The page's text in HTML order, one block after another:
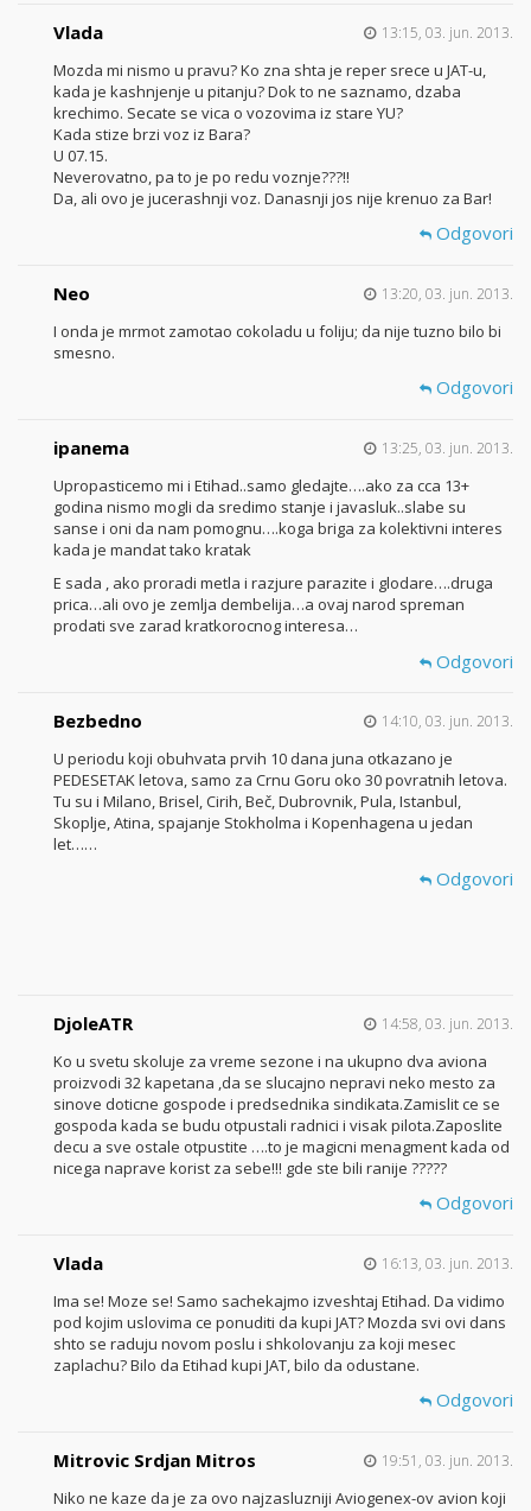
Vlada 13:15, 03. jun. 2013.
Mozda mi nismo u pravu? Ko zna shta je reper srece u JAT-u,
kada je kashnjenje u pitanju? Dok to ne saznamo, dzaba
krechimo. Secate se vica o vozovima iz stare YU?
Kada stize brzi voz iz Bara?
U 07.15.
Neverovatno, pa to je po redu voznje???!!
Da, ali ovo je jucerashnji voz. Danasnji jos nije krenuo za Bar!
Odgovori
Neo 13:20, 03. jun. 2013.
I onda je mrmot zamotao cokoladu u foliju; da nije tuzno bilo bi
smesno.
Odgovori
ipanema 13:25, 03. jun. 2013.
Upropasticemo mi i Etihad..samo gledajte….ako za cca 13+
godina nismo mogli da sredimo stanje i javasluk..slabe su
sanse i oni da nam pomognu….koga briga za kolektivni interes
kada je mandat tako kratak
E sada , ako proradi metla i razjure parazite i glodare….druga
prica…ali ovo je zemlja dembelija…a ovaj narod spreman
prodati sve zarad kratkorocnog interesa…
Odgovori
Bezbedno 14:10, 03. jun. 2013.
U periodu koji obuhvata prvih 10 dana juna otkazano je
PEDESETAK letova, samo za Crnu Goru oko 30 povratnih letova.
Tu su i Milano, Brisel, Cirih, Beč, Dubrovnik, Pula, Istanbul,
Skoplje, Atina, spajanje Stokholma i Kopenhagena u jedan
let……
Odgovori
DjoleATR 14:58, 03. jun. 2013.
Ko u svetu skoluje za vreme sezone i na ukupno dva aviona
proizvodi 32 kapetana ,da se slucajno nepravi neko mesto za
sinove doticne gospode i predsednika sindikata.Zamislit ce se
gospoda kada se budu otpustali radnici i visak pilota.Zaposlite
decu a sve ostale otpustite ….to je magicni menagment kada od
nicega naprave korist za sebe!!! gde ste bili ranije ?????
Odgovori
Vlada 16:13, 03. jun. 2013.
Ima se! Moze se! Samo sachekajmo izveshtaj Etihad. Da vidimo
pod kojim uslovima ce ponuditi da kupi JAT? Mozda svi ovi dans
shto se raduju novom poslu i shkolovanju za koji mesec
zaplachu? Bilo da Etihad kupi JAT, bilo da odustane.
Odgovori
Mitrovic Srdjan Mitros 19:51, 03. jun. 2013.
Niko ne kaze da je za ovo najzasluzniji Aviogenex-ov avion koji